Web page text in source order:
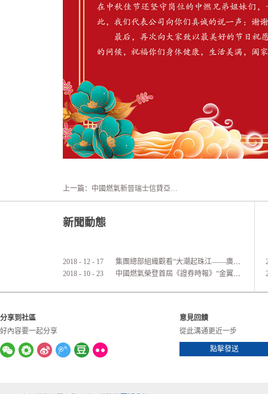
上一篇： 中國燃氣新晉瑞士信貸亞太區焦點股名單
新聞動態
2018 - 12 - 17 集團總部組織觀看“大潮起珠江——廣東改革開放40周年展覽”活動
2018 - 10 - 23 中國燃氣榮登首屆《證券時報》“金翼獎”港股通公司價值實力榜
分享到社區
好內容要一起分享
意見回饋
從此溝通更近一步
點擊發送